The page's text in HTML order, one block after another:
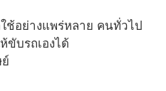
ช้อย่างแพร่หลาย คนทั่วไป
ขับรถเองได้